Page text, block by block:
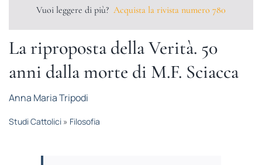
Libri Ares QUADERNI MONOGRAFICI
RECENSIONI
Vuoi leggere di più? Acquista la rivista numero 780
La riproposta della Verità. 50
anni dalla morte di M.F. Sciacca
Anna Maria Tripodi
Studi Cattolici» Filosofia